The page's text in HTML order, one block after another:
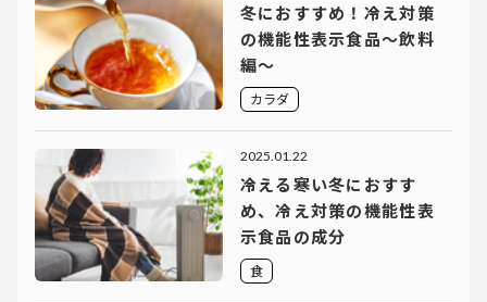
冬におすすめ！冷え対策
の機能性表示食品〜飲料
編〜
カラダ
2025.01.22
冷える寒い冬におすす
め、冷え対策の機能性表
示食品の成分
食